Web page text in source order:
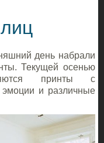
день набрали
Текущей осенью
принты с
и различные